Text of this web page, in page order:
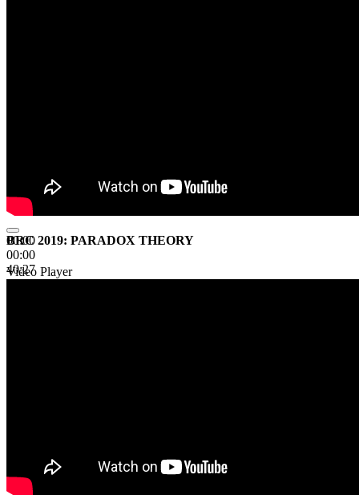
00:00
00:00
40:27
BRC 2019: PARADOX THEORY
Video Player